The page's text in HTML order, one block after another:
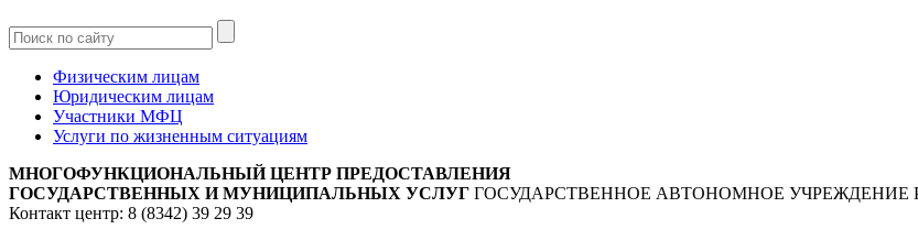
Физическим лицам
Юридическим лицам
Участники МФЦ
Услуги по жизненным ситуациям
МНОГОФУНКЦИОНАЛЬНЫЙ ЦЕНТР ПРЕДОСТАВЛЕНИЯ
ГОСУДАРСТВЕННЫХ И МУНИЦИПАЛЬНЫХ УСЛУГ ГОСУДАРСТВЕННОЕ АВТОНОМНОЕ УЧРЕЖДЕНИЕ
Контакт центр: 8 (8342) 39 29 39